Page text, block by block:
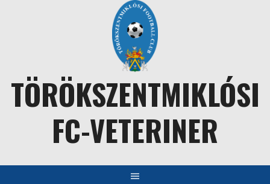
TÖRÖKSZENTMIKLÓSI
FC-VETERINER